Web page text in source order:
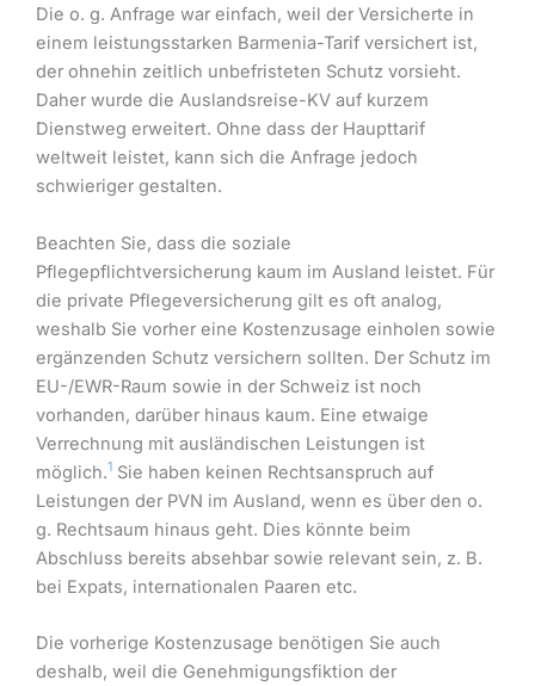
Die o. g. Anfrage war einfach, weil der Versicherte in
einem leistungsstarken Barmenia-Tarif versichert ist,
der ohnehin zeitlich unbefristeten Schutz vorsieht.
Daher wurde die Auslandsreise-KV auf kurzem
Dienstweg erweitert. Ohne dass der Haupttarif
weltweit leistet, kann sich die Anfrage jedoch
schwieriger gestalten.
Beachten Sie, dass die soziale
Pflegepflichtversicherung kaum im Ausland leistet. Für
die private Pflegeversicherung gilt es oft analog,
weshalb Sie vorher eine Kostenzusage einholen sowie
ergänzenden Schutz versichern sollten. Der Schutz im
EU-/EWR-Raum sowie in der Schweiz ist noch
vorhanden, darüber hinaus kaum. Eine etwaige
Verrechnung mit ausländischen Leistungen ist
möglich.1 Sie haben keinen Rechtsanspruch auf
Leistungen der PVN im Ausland, wenn es über den o.
g. Rechtsaum hinaus geht. Dies könnte beim
Abschluss bereits absehbar sowie relevant sein, z. B.
bei Expats, internationalen Paaren etc.
Die vorherige Kostenzusage benötigen Sie auch
deshalb, weil die Genehmigungsfiktion der